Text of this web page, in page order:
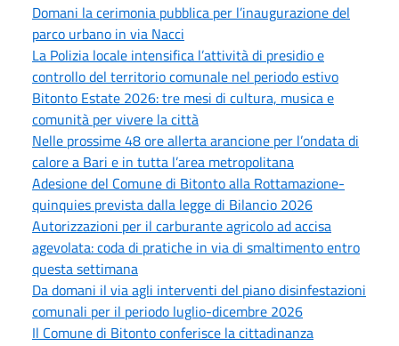
Domani la cerimonia pubblica per l’inaugurazione del
parco urbano in via Nacci
La Polizia locale intensifica l’attività di presidio e
controllo del territorio comunale nel periodo estivo
Bitonto Estate 2026: tre mesi di cultura, musica e
comunità per vivere la città
Nelle prossime 48 ore allerta arancione per l’ondata di
calore a Bari e in tutta l’area metropolitana
Adesione del Comune di Bitonto alla Rottamazione-
quinquies prevista dalla legge di Bilancio 2026
Autorizzazioni per il carburante agricolo ad accisa
agevolata: coda di pratiche in via di smaltimento entro
questa settimana
Da domani il via agli interventi del piano disinfestazioni
comunali per il periodo luglio-dicembre 2026
Il Comune di Bitonto conferisce la cittadinanza